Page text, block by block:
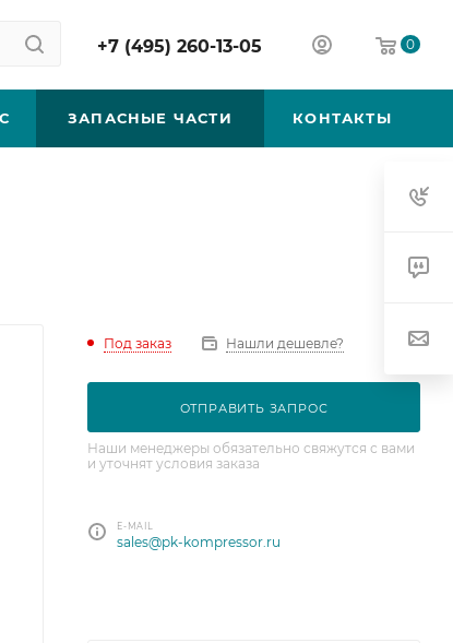
+7 (495) 260-13-05 0
ЗАПАСНЫЕ ЧАСТИ КОНТАКТЫ
Под заказ Нашли дешевле?
ОТПРАВИТЬ ЗАПРОС
Наши менеджеры обязательно свяжутся с вами
и уточнят условия заказа
E-MAIL
sales@pk-kompressor.ru